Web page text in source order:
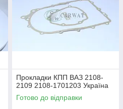
Прокладки КПП ВАЗ 2108-
2109 2108-1701203 Україна
Готово до відправки